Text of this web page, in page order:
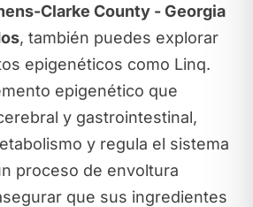
Clarke County - Georgia
, también puedes explorar
epigenéticos como Linq.
epigenético que
y gastrointestinal,
y regula el sistema
proceso de envoltura
que sus ingredientes